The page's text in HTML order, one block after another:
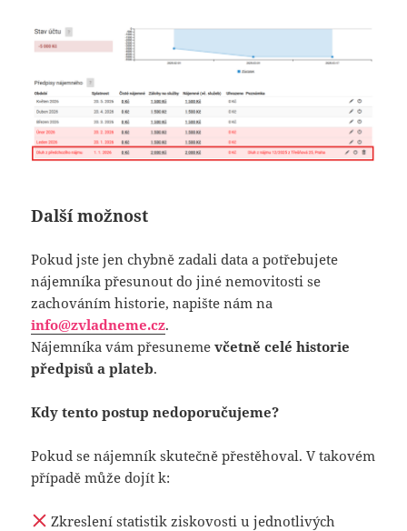
Další možnost
Pokud jste jen chybně zadali data a potřebujete
nájemníka přesunout do jiné nemovitosti se
zachováním historie, napište nám na
info@zvladneme.cz.
Nájemníka vám přesunemevčetně celé historie
předpisů a plateb.
Kdy tento postup nedoporučujeme?
Pokud se nájemník skutečně přestěhoval. V takovém
případě může dojít k:
Zkreslení statistik ziskovosti u jednotlivých